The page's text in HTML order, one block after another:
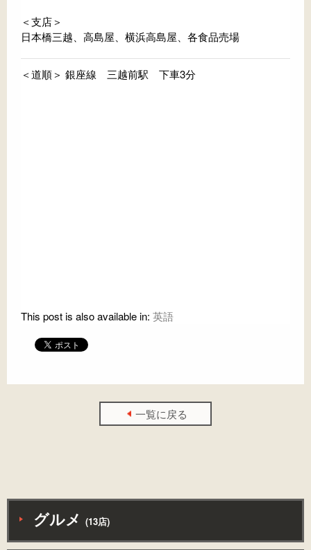
＜支店＞
日本橋三越、高島屋、横浜高島屋、各食品売場
＜道順＞ 銀座線 三越前駅 下車3分
This post is also available in: 英語
一覧に戻る
グルメ (13店)